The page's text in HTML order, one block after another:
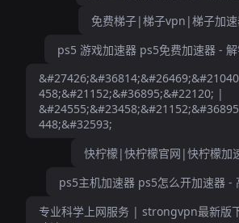
免费梯子|梯子vpn|梯子加速
ps5 游戏加速器 ps5免费加速器 -
458;&#21152;&#36895;&#22120; |
448;&#32593;
快柠檬|快柠檬官网|快柠檬加
ps5主机加速器 ps5怎么开加速器 -
专业科学上网服务 | strongvpn最新